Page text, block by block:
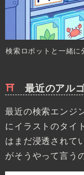
検索ロボットと一緒
最近のアル
最近の検索エンジ
にイラストのタイ
はまだ浸透されて
がそうやって言う